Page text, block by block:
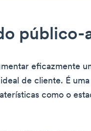
público-
eficazmente
de cliente. É
como o